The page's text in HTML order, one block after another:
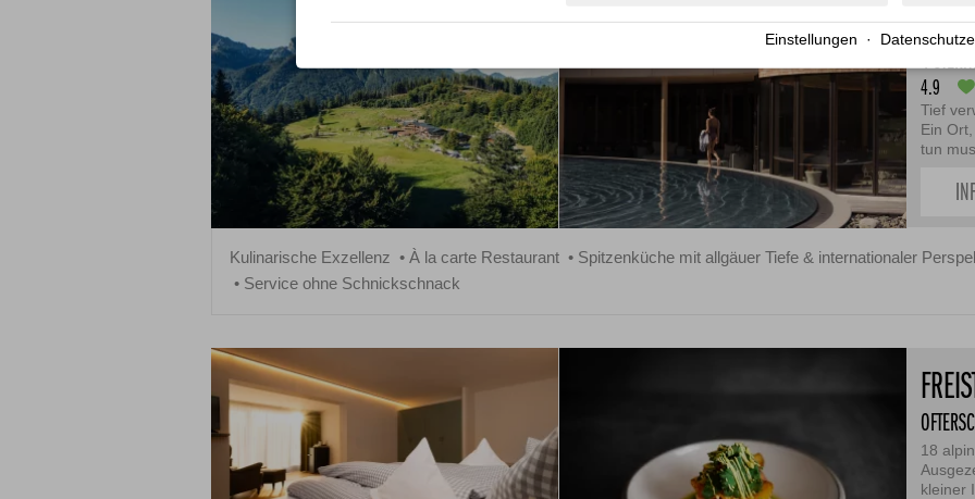
4
4.9
Tief
Ein
tun
Kulinarische Exzellenz À la carte Restaurant Spitzenküche mit allgäuer Tiefe & internationaler
Service ohne Schnickschnack
18
kleiner
Einstellungen ·